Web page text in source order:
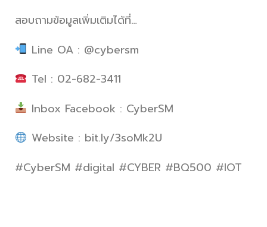
สอบถามข้อมูลเพิ่มเติมได้ที่…
Line OA : @cybersm
Tel : 02-682-3411
Inbox Facebook : CyberSM
Website : bit.ly/3soMk2U
#CyberSM #digital #CYBER #BQ500 #IOT